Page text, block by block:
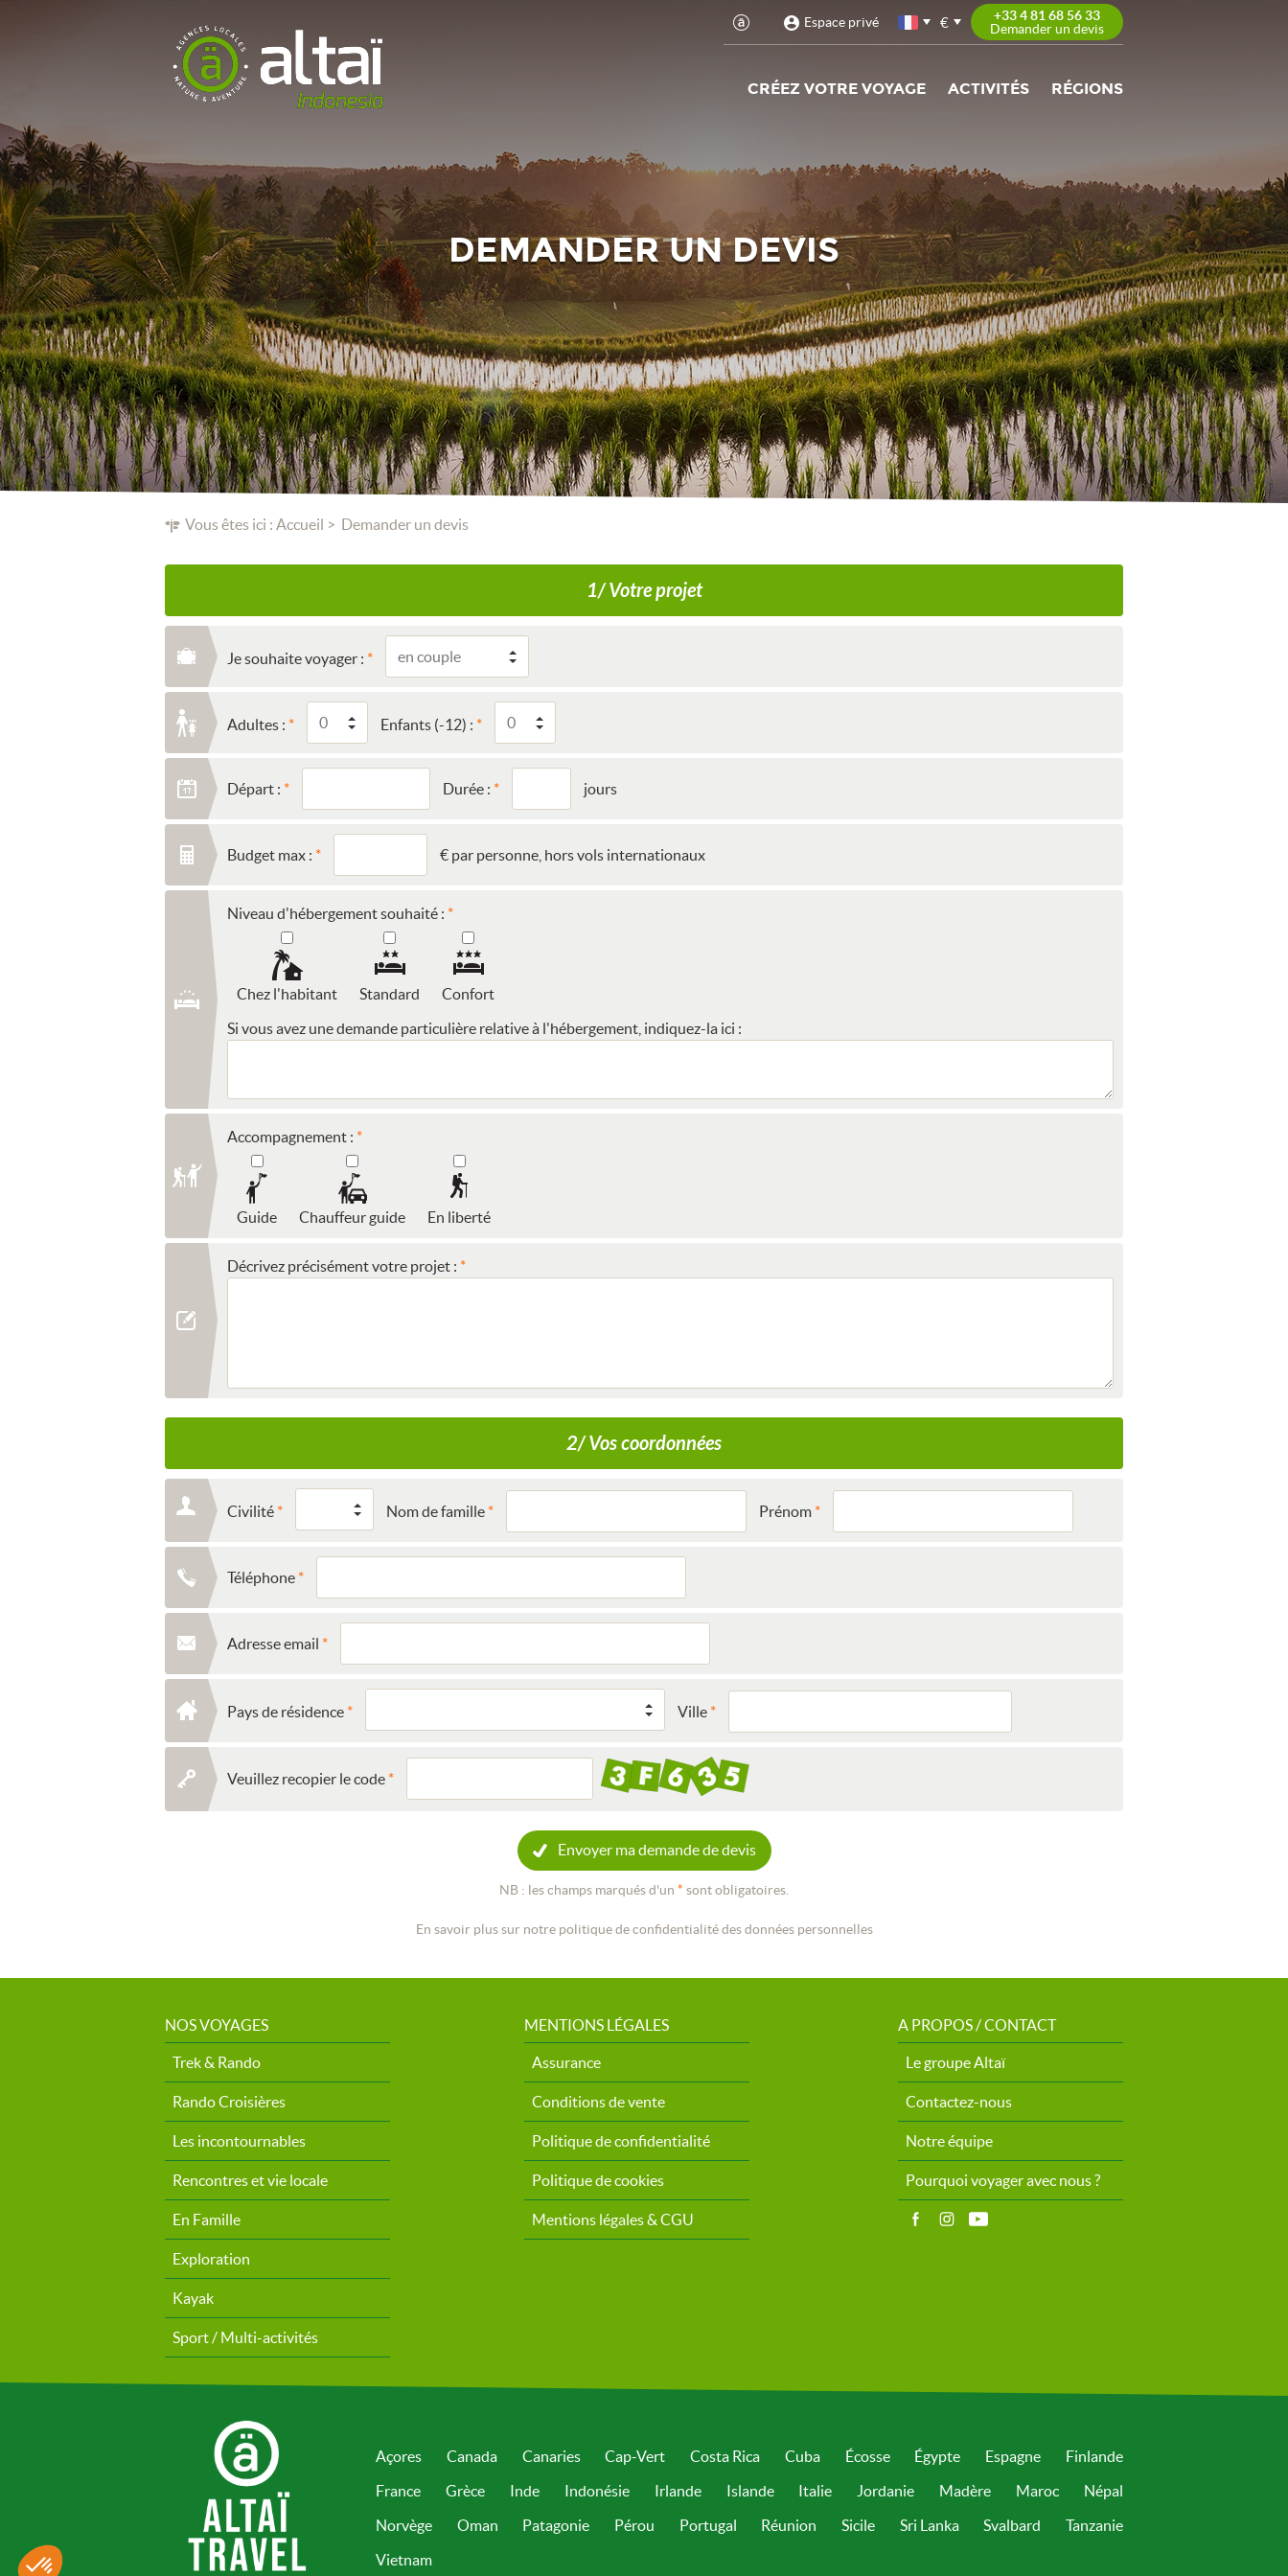
Espace privé €
+33 4 81 68 56 33
Demander un devis
CRÉEZ VOTRE VOYAGE ACTIVITÉS RÉGIONS
Vous êtes ici : Accueil Demander un devis
DEMANDER UN DEVIS
1/ Votre projet
Je souhaite voyager :
Adultes : Enfants (-12) :
Départ : Durée : jours
Budget max : € par personne, hors vols internationaux
Niveau d'hébergement souhaité :
Chez l'habitant Standard
Confort
Si vous avez une demande particulière relative à l'hébergement, indiquez-la ici :
Accompagnement :
Guide Chauffeur guide En liberté
Décrivez précisément votre projet :
2/ Vos coordonnées
Civilité Nom de famille Prénom
Téléphone
Adresse email
Pays de résidence Ville
Veuillez recopier le code
Envoyer ma demande de devis
NB : les champs marqués d'un * sont obligatoires.
En savoir plus sur notre politique de confidentialité des données personnelles
NOS VOYAGES
Trek & Rando
Rando Croisières
Les incontournables
Rencontres et vie locale
En Famille
Exploration
Kayak
Sport / Multi-activités
MENTIONS LÉGALES
Assurance
Conditions de vente
Politique de confidentialité
Politique de cookies
Mentions légales & CGU
A PROPOS / CONTACT
Le groupe Altaï
Contactez-nous
Notre équipe
Pourquoi voyager avec nous ?
Açores Canada Canaries Cap-Vert Costa Rica Cuba Écosse Égypte Espagne
Finlande
France
Grèce Inde Indonésie Irlande Islande Italie Jordanie Madère Maroc
Népal
Norvège
Oman Patagonie Pérou Portugal Réunion Sicile Sri Lanka Svalbard
Tanzanie
Vietnam